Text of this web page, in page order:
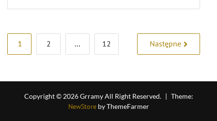
Stronicowanie
wpisów
1 2 … 12 Następne
Copyright © 2026 Grramy All Right Reserved. | Theme:
NewStoreby ThemeFarmer